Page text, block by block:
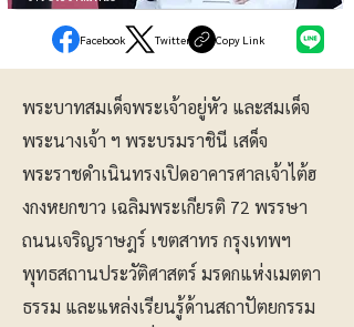
Facebook Twitter Copy Link
พระบาทสมเด็จพระเจ้าอยู่หัว และสมเด็จ
พระนางเจ้า ฯ พระบรมราชินี เสด็จ
พระราชดำเนินทรงเปิดอาคารศาลเจ้าไต้ฮ
งกงหยกขาว เฉลิมพระเกียรติ 72 พรรษา
ถนนเจริญราษฎร์ เขตสาทร กรุงเทพฯ
พุทธสถานประวัติศาสตร์ มรดกแห่งเมตตา
ธรรม และแหล่งเรียนรู้ด้านสถาปัตยกรรม